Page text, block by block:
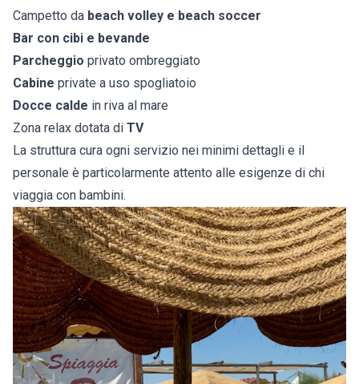
Campetto da beach volley e beach soccer
Bar con cibi e bevande
Parcheggio privato ombreggiato
Cabine private a uso spogliatoio
Docce calde in riva al mare
Zona relax dotata di TV
La struttura cura ogni servizio nei minimi dettagli e il
personale è particolarmente attento alle esigenze di chi
viaggia con bambini.